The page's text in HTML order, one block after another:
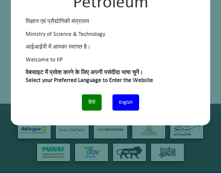
विज्ञान एवं प्रौद्योगिकी मंत्रालय
Ministry of Science & Technology
आईआईपी में आपका स्वागत है।
Welcome to IIP
वेबसाइट में प्रवेश करने के लिए अपनी पसंदीदा भाषा चुनें।
Select your Preferred Language to Enter the Website
हिंदी English